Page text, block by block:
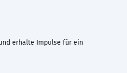
erhalte Impulse für ein